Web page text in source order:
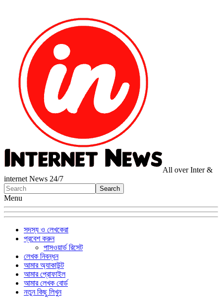
All over Inter &
internet News 24/7
Menu
সদস্য ও লেখকেরা
প্রবেশ করুন
পাসওয়ার্ড রিসেট
লেখক নিবন্ধন
আমার অ্যাকাউন্ট
আমার প্রোফাইল
আমার লেখক বোর্ড
নতুন কিছু লিখুন